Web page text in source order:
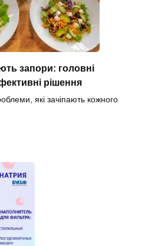
запори: головні
рішення
які зачіпають кожного